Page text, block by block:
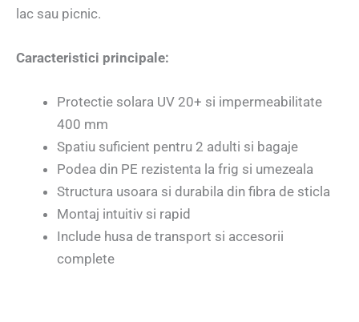
lac sau picnic.
Caracteristici principale:
Protectie solara UV 20+ si impermeabilitate
400 mm
Spatiu suficient pentru 2 adulti si bagaje
Podea din PE rezistenta la frig si umezeala
Structura usoara si durabila din fibra de sticla
Montaj intuitiv si rapid
Include husa de transport si accesorii
complete